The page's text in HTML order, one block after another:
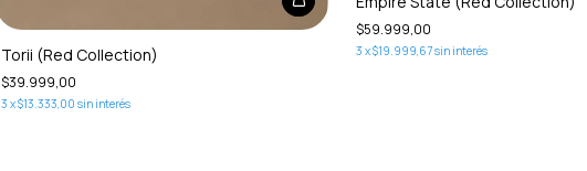
Torii (Red Collection)
$39.999,00
3 x$13.333,00 sin interés
$59.999,00
3 x$19.999,67sin interés